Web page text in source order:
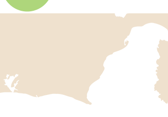
を
記